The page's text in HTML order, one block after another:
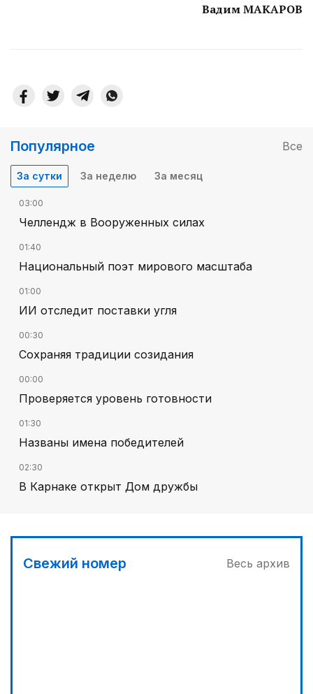
Вадим МАКАРОВ
Популярное Все
За сутки За неделю За месяц
03:00
Челлендж в Вооруженных силах
01:40
Национальный поэт мирового масштаба
01:00
ИИ отследит поставки угля
00:30
Сохраняя традиции созидания
00:00
Проверяется уровень готовности
01:30
Названы имена победителей
02:30
В Карнаке открыт Дом дружбы
программе
04:00
Свежий номер Весь архив